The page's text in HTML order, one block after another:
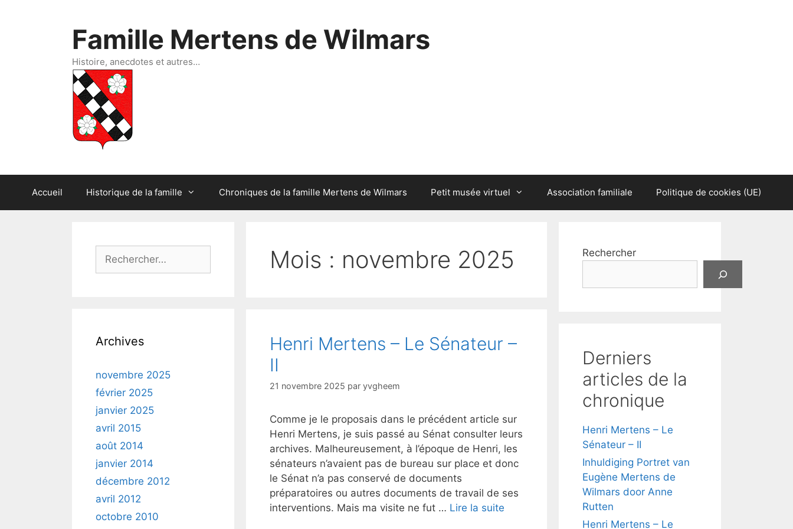
Famille Mertens de Wilmars
Histoire, anecdotes et autres…
Accueil Historique de la famille Chroniques de la famille Mertens de Wilmars Petit musée virtuel Association familiale Politique de cookies (UE)
Mois : novembre 2025
Henri Mertens – Le Sénateur –
II
21 novembre 2025 par yvgheem
Comme je le proposais dans le précédent article sur
Henri Mertens, je suis passé au Sénat consulter leurs
archives. Malheureusement, à l’époque de Henri, les
sénateurs n’avaient pas de bureau sur place et donc
le Sénat n’a pas conservé de documents
préparatoires ou autres documents de travail de ses
interventions. Mais ma visite ne fut … Lire la suite
Rechercher :
Archives
novembre 2025
février 2025
janvier 2025
avril 2015
août 2014
janvier 2014
décembre 2012
avril 2012
octobre 2010
Rechercher
Derniers
articles de la
chronique
Henri Mertens – Le
Sénateur – II
Inhuldiging Portret van
Eugène Mertens de
Wilmars door Anne
Rutten
Henri Mertens – Le